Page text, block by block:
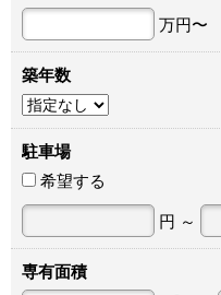
万円〜
築年数
駐車場
希望する
円 ～
専有面積